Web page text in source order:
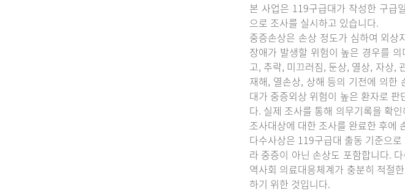
본 사업은 119구급대가 작성한 구급
으로 조사를 실시하고 있습니다.
중증손상은 손상 정도가 심하여 외
장애가 발생할 위험이 높은 경우를
고, 추락, 미끄러짐, 둔상, 열상, 자상,
재해, 열손상, 상해 등의 기전에 의한
대가 중증외상 위험이 높은 환자로
다. 실제 조사를 통해 의무기록을 확
조사대상에 대한 조사를 완료한 후에
다수사상은 119구급대 출동 기준으
라 중증이 아닌 손상도 포함합니다.
역사회 의료대응체계가 충분히 적절
하기 위한 것입니다.